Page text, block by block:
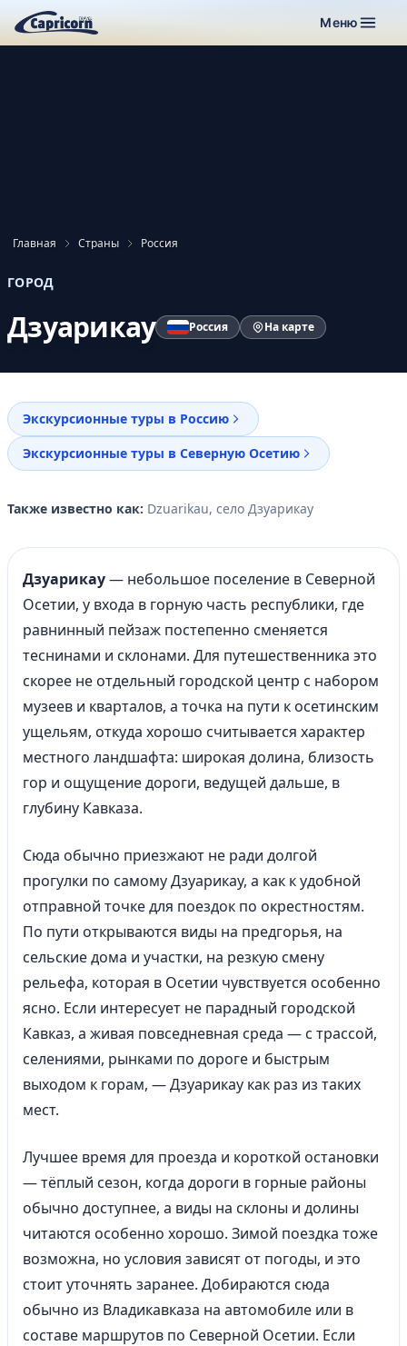
Меню
Главная Страны Россия
ГОРОД
Дзуарикау Россия На карте
Экскурсионные туры в Россию
Экскурсионные туры в Северную Осетию
Также известно как: Dzuarikau, село Дзуарикау
Дзуарикау— небольшое поселение в Северной
Осетии, у входа в горную часть республики, где
равнинный пейзаж постепенно сменяется
теснинами и склонами. Для путешественника это
скорее не отдельный городской центр с набором
музеев и кварталов, а точка на пути к осетинским
ущельям, откуда хорошо считывается характер
местного ландшафта: широкая долина, близость
гор и ощущение дороги, ведущей дальше, в
глубину Кавказа.
Сюда обычно приезжают не ради долгой
прогулки по самому Дзуарикау, а как к удобной
отправной точке для поездок по окрестностям.
По пути открываются виды на предгорья, на
сельские дома и участки, на резкую смену
рельефа, которая в Осетии чувствуется особенно
ясно. Если интересует не парадный городской
Кавказ, а живая повседневная среда — с трассой,
селениями, рынками по дороге и быстрым
выходом к горам, — Дзуарикау как раз из таких
мест.
Лучшее время для проезда и короткой остановки
— тёплый сезон, когда дороги в горные районы
обычно доступнее, а виды на склоны и долины
читаются особенно хорошо. Зимой поездка тоже
возможна, но условия зависят от погоды, и это
стоит уточнять заранее. Добираются сюда
обычно из Владикавказа на автомобиле или в
составе маршрутов по Северной Осетии. Если